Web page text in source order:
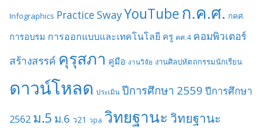
Infographics Practice SwayYouTubeก.ค.ศ. กคศ.
การอบรม การออกแบบและเทคโนโลยี ครู คศ.4 คอมพิวเตอร์
สร้างสรรค์ คุรุสภา คู่มือ งานวิจัย งานศิลปหัตถกรรมนักเรียน
ดาวน์โหลด ประเมิน ปีการศึกษา 2559 ปีการศึกษา
2562 ม.5 ม.6 ว21 วpa วิทยฐานะ วิทยฐานะ